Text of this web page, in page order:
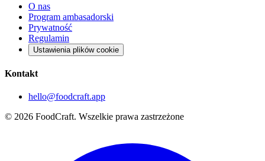
O nas
Program ambasadorski
Prywatność
Regulamin
Ustawienia plików cookie
Kontakt
hello@foodcraft.app
© 2026 FoodCraft. Wszelkie prawa zastrzeżone